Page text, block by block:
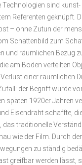
Technologien sind
Referenten geknüpft.
– ohne Zutun der
Schattenbild zum
und räumlichen Bezug
am Boden verteilten
einer räumlichen
der Begriff wurde
späten 1920er Jahren
Eisendraht schaffte,
traditionelle
wie der Film. Durch
zu ständig
greifbar werden lässt,